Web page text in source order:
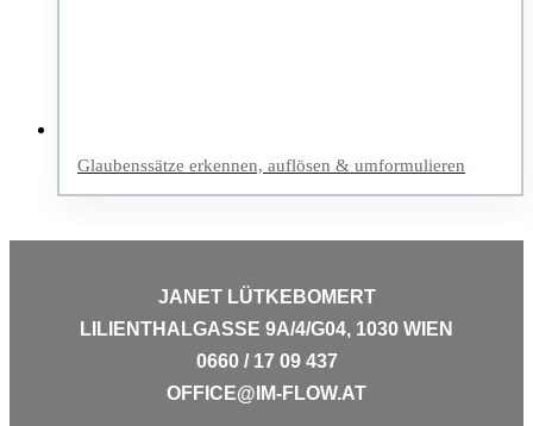
Glaubenssätze erkennen, auflösen & umformulieren
JANET LÜTKEBOMERT
LILIENTHALGASSE 9A/4/G04, 1030 WIEN
0660 / 17 09 437
OFFICE@IM-FLOW.AT